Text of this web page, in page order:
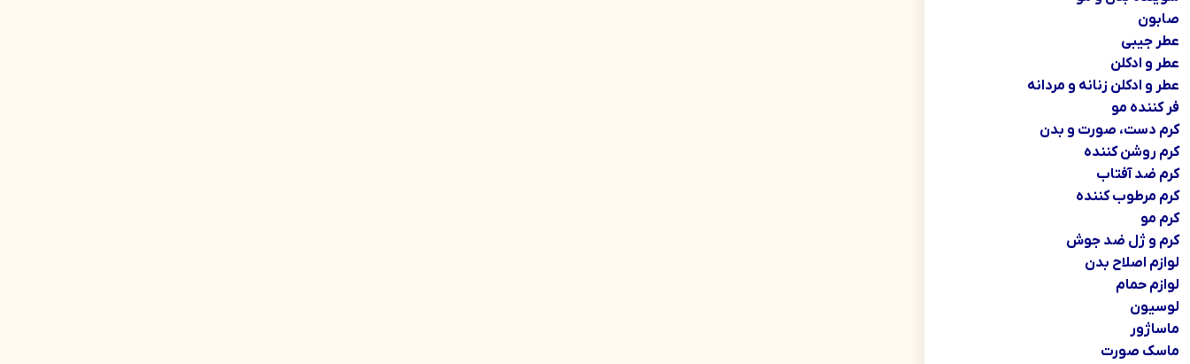
صابون
عطر جیبی
عطر و ادکلن
عطر و ادکلن زنانه و مردانه
فر کننده مو
کرم دست، صورت و بدن
کرم روشن کننده
کرم ضد آفتاب
کرم مرطوب کننده
کرم مو
کرم و ژل ضد جوش
لوازم اصلاح بدن
لوازم حمام
لوسیون
ماساژور
ماسک صورت